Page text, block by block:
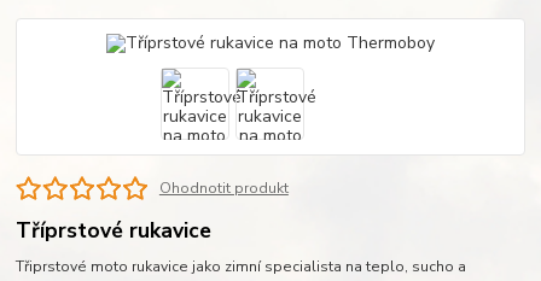
Ohodnotit produkt
Tříprstové rukavice
Třiprstové moto rukavice jako zimní specialista na teplo, sucho a